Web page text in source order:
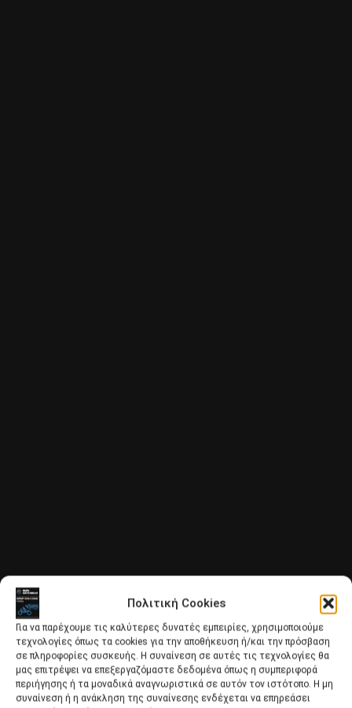
Πολιτική Cookies
Για να παρέχουμε τις καλύτερες δυνατές εμπειρίες, χρησιμοποιούμε
τεχνολογίες όπως τα cookies για την αποθήκευση ή/και την πρόσβαση
σε πληροφορίες συσκευής. Η συναίνεση σε αυτές τις τεχνολογίες θα
μας επιτρέψει να επεξεργαζόμαστε δεδομένα όπως η συμπεριφορά
περιήγησης ή τα μοναδικά αναγνωριστικά σε αυτόν τον ιστότοπο. Η μη
συναίνεση ή η ανάκληση της συναίνεσης ενδέχεται να επηρεάσει